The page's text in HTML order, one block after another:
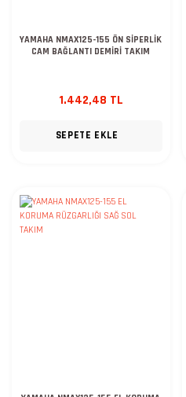
YAMAHA NMAX125-155 ÖN SİPERLİK
CAM BAĞLANTI DEMİRİ TAKIM
1.442,48 TL
SEPETE EKLE